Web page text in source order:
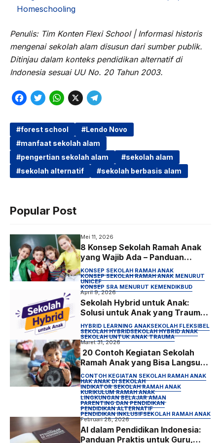
Homeschooling
Penulis: Tim Konten Flexi School | Informasi historis
mengenai sekolah alam disusun dari sumber publik.
Ditinjau dalam konteks pendidikan alternatif di
Indonesia sesuai UU No. 20 Tahun 2003.
F
c
e
b
o
T
i
t
t
e
W
a
t
s
A
X
T
l
e
g
forest school
Lendo Novo
manfaat sekolah alam
pengertian sekolah alam
sekolah alam
sekolah alternatif
sekolah berbasis alam
Popular Post
Mei 11, 2026
8 Konsep Sekolah Ramah Anak
yang Wajib Ada – Panduan
Praktis untuk Orang Tua
KONSEP SEKOLAH RAMAH ANAK
KONSEP SEKOLAH RAMAH ANAK MENURUT
UNICEF
KONSEP SRA MENURUT KEMENDIKBUD
April 9, 2026
Sekolah Hybrid untuk Anak:
Solusi untuk Anak yang Trauma
atau Sulit Sekolah
HYBRID LEARNING ANAKSEKOLAH FLEKSIBEL
SEKOLAH HYBRIDSEKOLAH HYBRID ANAK
SEKOLAH UNTUK ANAK TRAUMA
Maret 31, 2026
20 Contoh Kegiatan Sekolah
Ramah Anak yang Bisa Langsung
Diterapkan (2026)
CONTOH KEGIATAN SEKOLAH RAMAH ANAK
HAK ANAK DI SEKOLAH
INDIKATOR SEKOLAH RAMAH ANAK
KURIKULUM RAMAH ANAK
LINGKUNGAN BELAJAR AMAN
PARENTING DAN PENDIDIKAN
PENDIDIKAN ALTERNATIF
PENDIDIKAN INKLUSIFSEKOLAH RAMAH ANAK
Februari 28, 2026
AI dalam Pendidikan Indonesia:
Panduan Praktis untuk Guru,